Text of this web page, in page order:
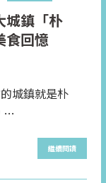
城鎮「朴
食回憶
城鎮就是朴
…
繼續閱讀